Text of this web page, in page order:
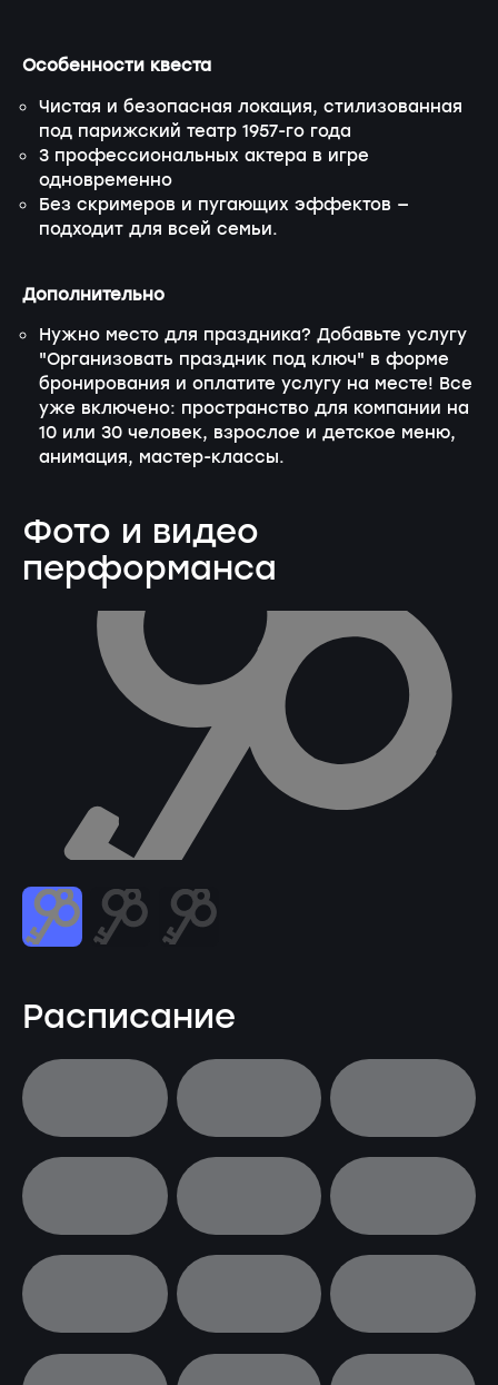
Особенности квеста
Чистая и безопасная локация, стилизованная
под парижский театр 1957-го года
3 профессиональных актера в игре
одновременно
Без скримеров и пугающих эффектов —
подходит для всей семьи.
Дополнительно
Нужно место для праздника? Добавьте услугу
"Организовать праздник под ключ" в форме
бронирования и оплатите услугу на месте! Все
уже включено: пространство для компании на
10 или 30 человек, взрослое и детское меню,
анимация, мастер-классы.
Фото и видео
перформанса
Расписание